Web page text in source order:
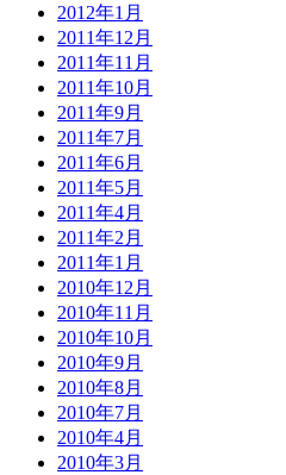
2012年1月
2011年12月
2011年11月
2011年10月
2011年9月
2011年7月
2011年6月
2011年5月
2011年4月
2011年2月
2011年1月
2010年12月
2010年11月
2010年10月
2010年9月
2010年8月
2010年7月
2010年4月
2010年3月